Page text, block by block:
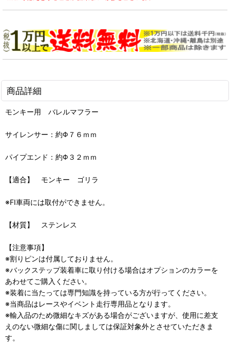
商品詳細
モンキー用 バレルマフラー
サイレンサー：約Φ７６ｍｍ
パイプエンド：約Φ３２ｍｍ
【適合】 モンキー ゴリラ
※FI車両には取付ができません。
【材質】 ステンレス
【注意事項】
※割りピンは付属しておりません。
※バックステップ装着車に取り付ける場合はオプションのカラーを
あわせてご購入ください。
※装着に当たっては専門知識を持っている方が行ってください。
※当商品はレースやイベント走行専用品となります。
※輸入品のため微細なキズがある場合がございますが、使用に差支
えのない微細な傷に関しましては保証対象外とさせていただきま
す。